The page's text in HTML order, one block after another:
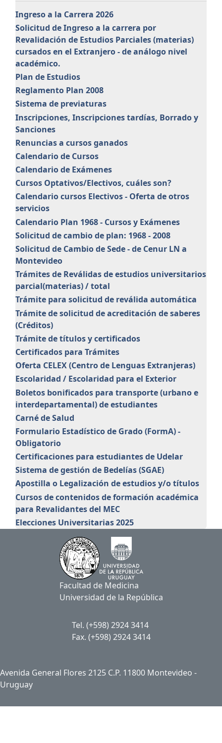
Ingreso a la Carrera 2026
Solicitud de Ingreso a la carrera por
Revalidación de Estudios Parciales (materias)
cursados en el Extranjero - de análogo nivel
académico.
Plan de Estudios
Reglamento Plan 2008
Sistema de previaturas
Inscripciones, Inscripciones tardías, Borrado y
Sanciones
Renuncias a cursos ganados
Calendario de Cursos
Calendario de Exámenes
Cursos Optativos/Electivos, cuáles son?
Calendario cursos Electivos - Oferta de otros
servicios
Calendario Plan 1968 - Cursos y Exámenes
Solicitud de cambio de plan: 1968 - 2008
Solicitud de Cambio de Sede - de Cenur LN a
Montevideo
Trámites de Reválidas de estudios universitarios
parcial(materias) / total
Trámite para solicitud de reválida automática
Trámite de solicitud de acreditación de saberes
(Créditos)
Trámite de títulos y certificados
Certificados para Trámites
Oferta CELEX (Centro de Lenguas Extranjeras)
Escolaridad / Escolaridad para el Exterior
Boletos bonificados para transporte (urbano e
interdepartamental) de estudiantes
Carné de Salud
Formulario Estadístico de Grado (FormA) -
Obligatorio
Certificaciones para estudiantes de Udelar
Sistema de gestión de Bedelías (SGAE)
Apostilla o Legalización de estudios y/o títulos
Cursos de contenidos de formación académica
para Revalidantes del MEC
Elecciones Universitarias 2025
Facultad de Medicina
Universidad de la República
Tel. (+598) 2924 3414
Fax. (+598) 2924 3414
Avenida General Flores 2125 C.P. 11800 Montevideo -
Uruguay